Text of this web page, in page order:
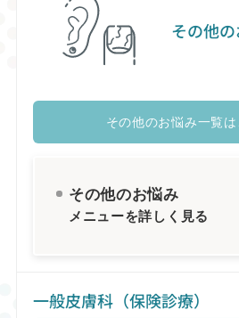
その他
その他のお悩み一覧は
その他のお悩み
メニューを詳しく見る
一般皮膚科（保険診療）